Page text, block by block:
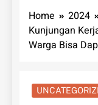
Home 2024
Kunjungan
Warga Bisa